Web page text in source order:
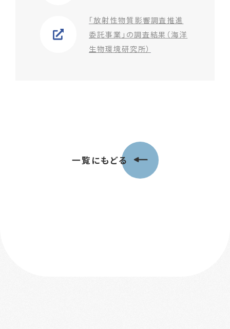
「放射性物質影響調査推進
委託事業」の調査結果（海洋
生物環境研究所）
一覧にもどる